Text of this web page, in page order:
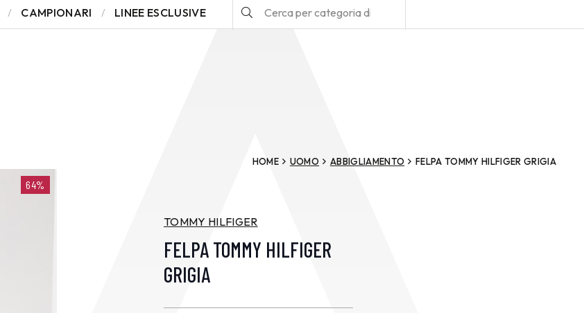
CAMPIONARI LINEE ESCLUSIVE
HOME UOMO ABBIGLIAMENTO FELPA TOMMY HILFIGER GRIGIA
64%
TOMMY HILFIGER
FELPA TOMMY HILFIGER
GRIGIA